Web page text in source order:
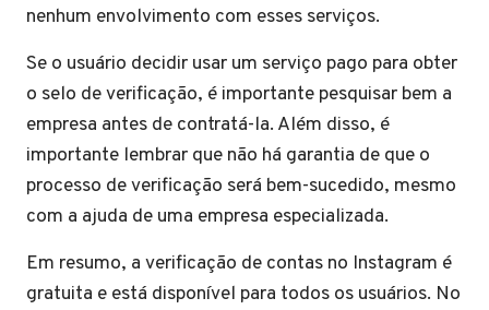
nenhum envolvimento com esses serviços.
Se o usuário decidir usar um serviço pago para obter
o selo de verificação, é importante pesquisar bem a
empresa antes de contratá-la. Além disso, é
importante lembrar que não há garantia de que o
processo de verificação será bem-sucedido, mesmo
com a ajuda de uma empresa especializada.
Em resumo, a verificação de contas no Instagram é
gratuita e está disponível para todos os usuários. No